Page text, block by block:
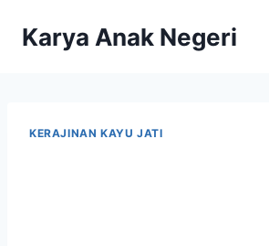
Karya Anak Negeri
KERAJINAN KAYU JATI